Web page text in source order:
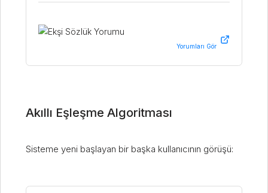
vardı. sayesinde kurtuldum. geçenki toplantıda herkes
Akıllı Eşleşme Algoritması
Sisteme yeni başlayan bir başka kullanıcının görüşü: